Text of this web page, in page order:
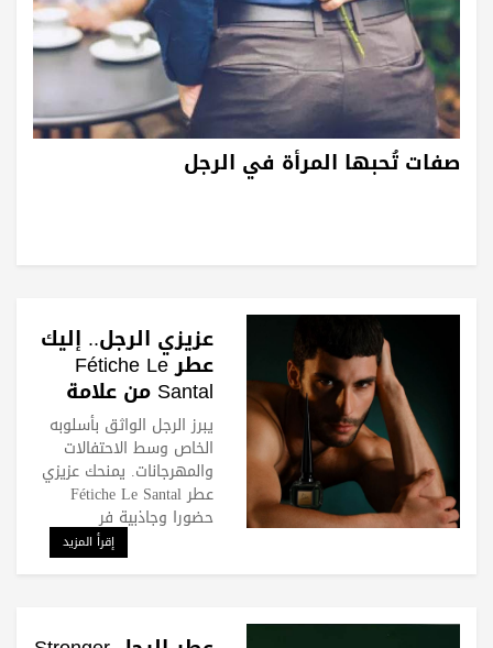
صفات تُحبها المرأة في الرجل
عزيزي الرجل.. إليك
عطر Fétiche Le
Santal من علامة
كريستيان لوبوتان
يبرز الرجل الواثق بأسلوبه
الخاص وسط الاحتفالات
والمهرجانات. يمنحك عزيزي
عطر Fétiche Le Santal
حضورا وجاذبية فر
إقرأ المزيد